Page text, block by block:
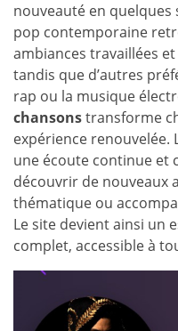
nouveauté en quelques
pop contemporaine
ambiances travaillées
tandis que d’autres
rap ou la musique
chansonstransforme
expérience
une écoute continue et
découvrir de nouveaux
thématique ou
Le site devient ainsi un
complet, accessible à